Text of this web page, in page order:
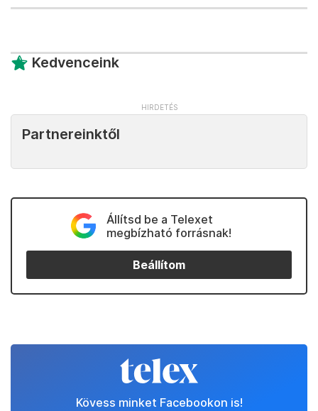
Kedvenceink
Partnereinktől
Állítsd be a Telexet
megbízható forrásnak!
Beállítom
Kövess minket Facebookon is!